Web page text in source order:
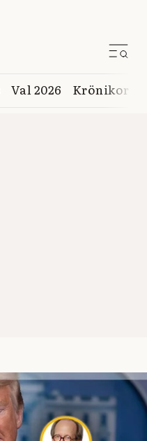
Val 2026 Krönikor